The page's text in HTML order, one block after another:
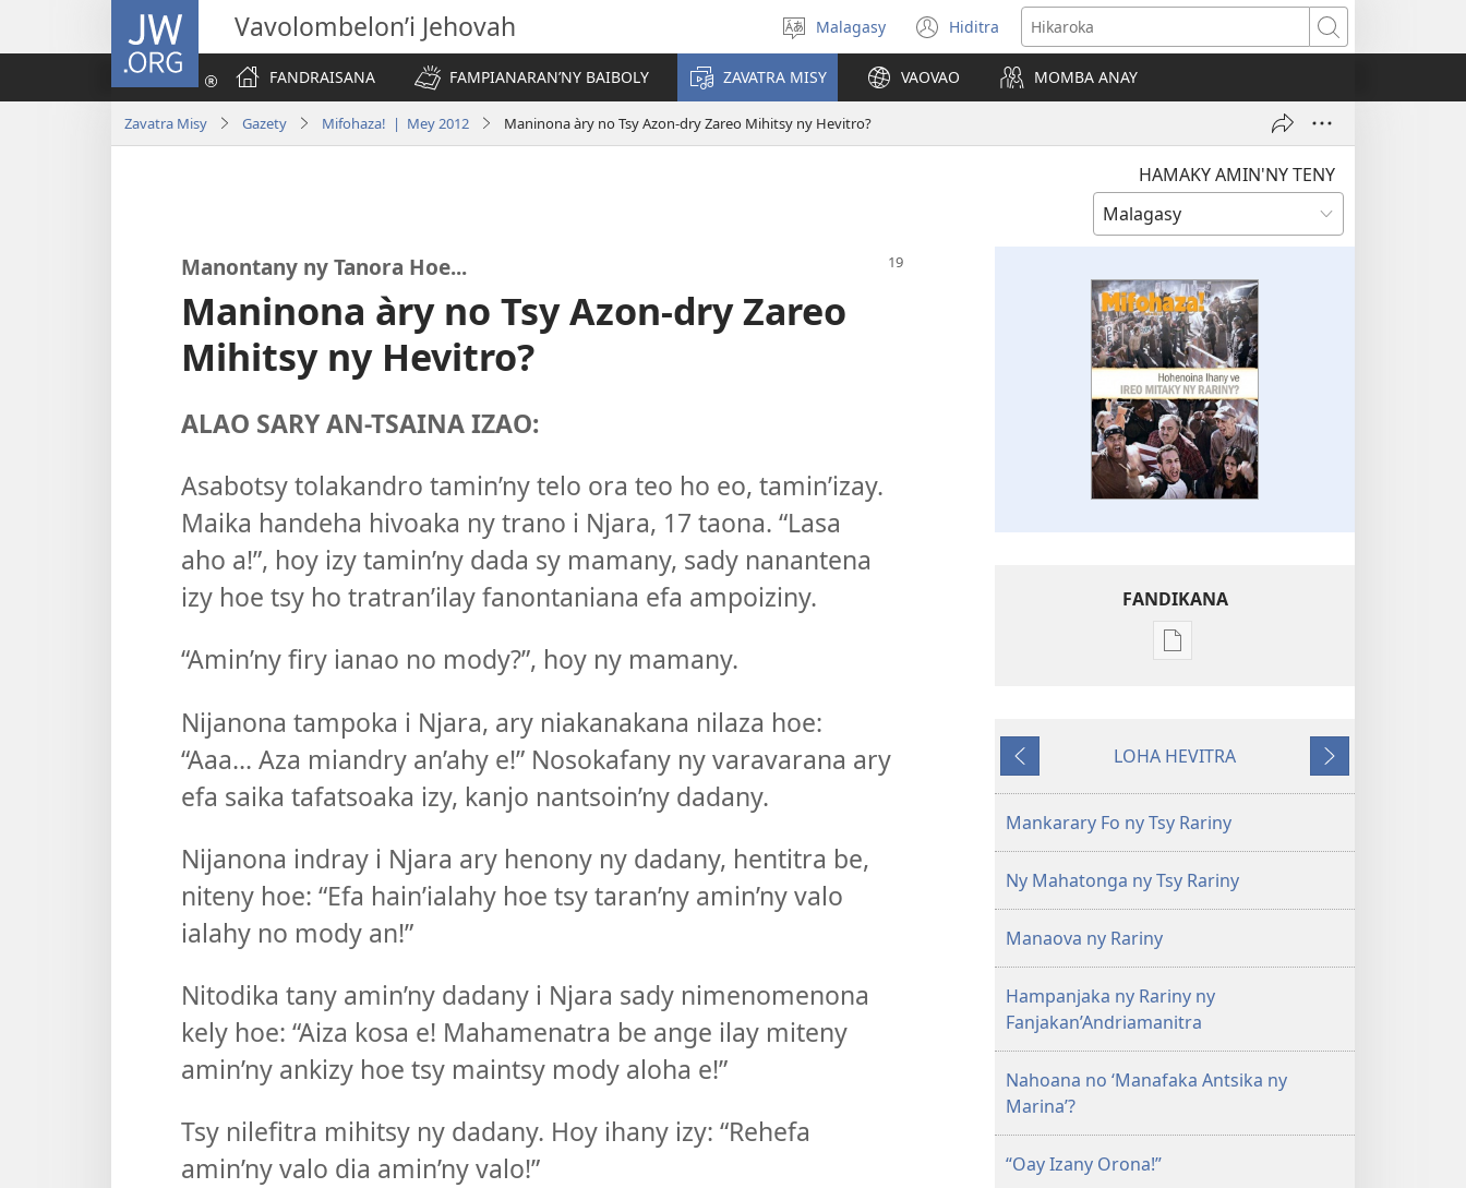
JW.ORG Vavolombelon’i Jehovah
Hifidy
fiteny
Malagasy Hiditra
(manokatra
rohy)
Hikaroka
FANDRAISANA
FAMPIANARAN’NY BAIBOLY ZAVATRA MISY VAOVAO MOMBA ANAY
Zavatra Misy Gazety Mifohaza! | Mey 2012 Maninona àry no Tsy Azon-dry Zareo Mihitsy ny Hevitro?
HAMAKY AMIN'NY TENY
Manontany ny Tanora Hoe...
Maninona àry no Tsy Azon-dry Zareo
Mihitsy ny Hevitro?
ALAO SARY AN-TSAINA IZAO:
Asabotsy tolakandro tamin’ny telo ora teo ho eo, tamin’izay.
Maika handeha hivoaka ny trano i Njara, 17 taona. “Lasa
aho a!”, hoy izy tamin’ny dada sy mamany, sady nanantena
izy hoe tsy ho tratran’ilay fanontaniana efa ampoiziny.
“Amin’ny firy ianao no mody?”, hoy ny mamany.
Nijanona tampoka i Njara, ary niakanakana nilaza hoe:
“Aaa... Aza miandry an’ahy e!” Nosokafany ny varavarana ary
efa saika tafatsoaka izy, kanjo nantsoin’ny dadany.
Nijanona indray i Njara ary henony ny dadany, hentitra be,
niteny hoe: “Efa hain’ialahy hoe tsy taran’ny amin’ny valo
ialahy no mody an!”
Nitodika tany amin’ny dadany i Njara sady nimenomenona
kely hoe: “Aiza kosa e! Mahamenatra be ange ilay miteny
amin’ny ankizy hoe tsy maintsy mody aloha e!”
Tsy nilefitra mihitsy ny dadany. Hoy ihany izy: “Rehefa
amin’ny valo dia amin’ny valo!”
FANDIKANA
Fandikana
Hiverina
LOHA HEVITRA
Manaraka
Mankarary Fo ny Tsy Rariny
Ny Mahatonga ny Tsy Rariny
Manaova ny Rariny
Hampanjaka ny Rariny ny
Fanjakan’Andriamanitra
Nahoana no ‘Manafaka Antsika ny
Marina’?
“Oay Izany Orona!”